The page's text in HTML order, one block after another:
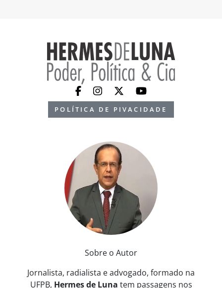
POLÍTICA DE PIVACIDADE
Sobre o Autor
Jornalista, radialista e advogado, formado na
UFPB, Hermes de Luna tem passagens nos